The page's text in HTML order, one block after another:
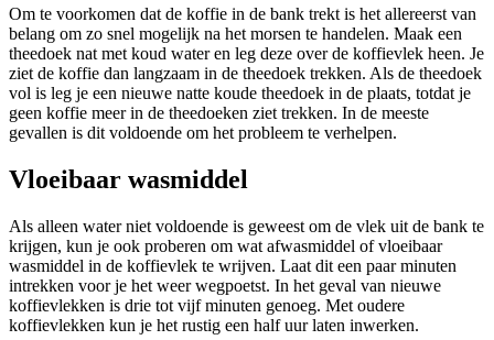
Om te voorkomen dat de koffie in de bank trekt is het allereerst van
belang om zo snel mogelijk na het morsen te handelen. Maak een
theedoek nat met koud water en leg deze over de koffievlek heen. Je
ziet de koffie dan langzaam in de theedoek trekken. Als de theedoek
vol is leg je een nieuwe natte koude theedoek in de plaats, totdat je
geen koffie meer in de theedoeken ziet trekken. In de meeste
gevallen is dit voldoende om het probleem te verhelpen.
Vloeibaar wasmiddel
Als alleen water niet voldoende is geweest om de vlek uit de bank te
krijgen, kun je ook proberen om wat afwasmiddel of vloeibaar
wasmiddel in de koffievlek te wrijven. Laat dit een paar minuten
intrekken voor je het weer wegpoetst. In het geval van nieuwe
koffievlekken is drie tot vijf minuten genoeg. Met oudere
koffievlekken kun je het rustig een half uur laten inwerken.